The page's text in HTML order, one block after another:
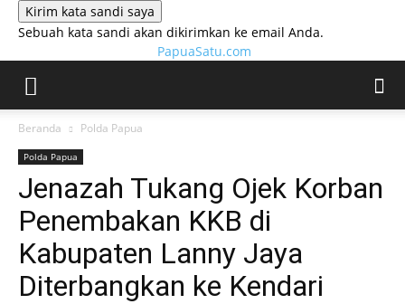
Sebuah kata sandi akan dikirimkan ke email Anda.
PapuaSatu.com
Beranda Polda Papua
Polda Papua
Jenazah Tukang Ojek Korban
Penembakan KKB di
Kabupaten Lanny Jaya
Diterbangkan ke Kendari